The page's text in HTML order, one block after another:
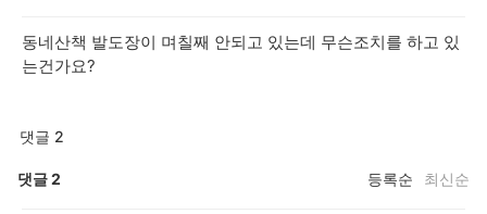
동네산책 발도장이 며칠째 안되고 있는데 무슨조치를 하고 있
는건가요?
댓글 2
댓글2 등록순 최신순